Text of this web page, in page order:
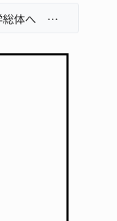
リレーで東海中学総体へ 伊賀・名張